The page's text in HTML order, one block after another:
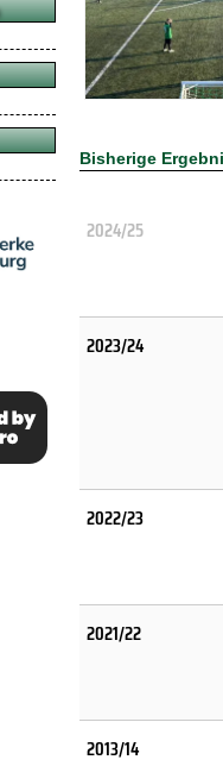
Bisherige
2024/25
2023/24
2022/23
2021/22
2013/14